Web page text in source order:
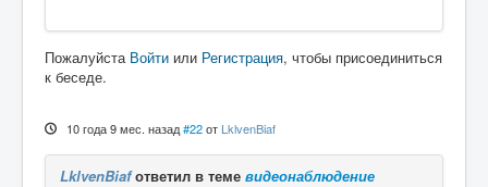
Пожалуйста Войти или Регистрация, чтобы присоединиться
к беседе.
10 года 9 мес. назад #22 от LklvenBiaf
LklvenBiafответил в теме видеонаблюдение